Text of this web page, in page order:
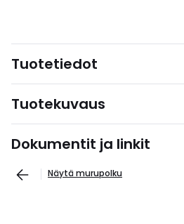
Tuotetiedot
Tuotekuvaus
Dokumentit ja linkit
Näytä murupolku